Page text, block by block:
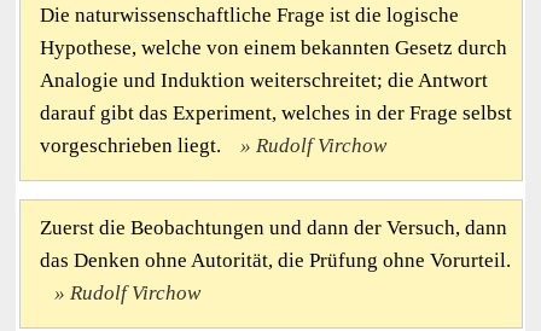
Die naturwissenschaftliche Frage ist die logische
Hypothese, welche von einem bekannten Gesetz durch
Analogie und Induktion weiterschreitet; die Antwort
darauf gibt das Experiment, welches in der Frage selbst
vorgeschrieben liegt.
Rudolf Virchow
Zuerst die Beobachtungen und dann der Versuch, dann
das Denken ohne Autorität, die Prüfung ohne Vorurteil.
Rudolf Virchow